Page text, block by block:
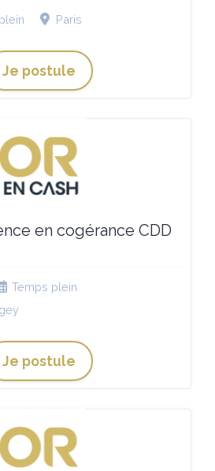
Paris
Je postule
en cogérance CDD
Temps plein
Je postule